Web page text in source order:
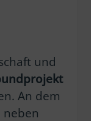
und
An dem
neben